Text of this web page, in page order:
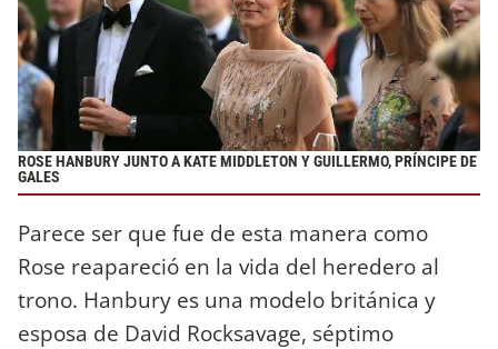
ROSE HANBURY JUNTO A KATE MIDDLETON Y GUILLERMO, PRÍNCIPE DE
GALES
Parece ser que fue de esta manera como
Rose reapareció en la vida del heredero al
trono. Hanbury es una modelo británica y
esposa de David Rocksavage, séptimo